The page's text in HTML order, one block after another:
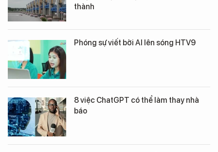
thành
Phóng sự viết bởi AI lên sóng HTV9
8 việc ChatGPT có thể làm thay nhà
báo